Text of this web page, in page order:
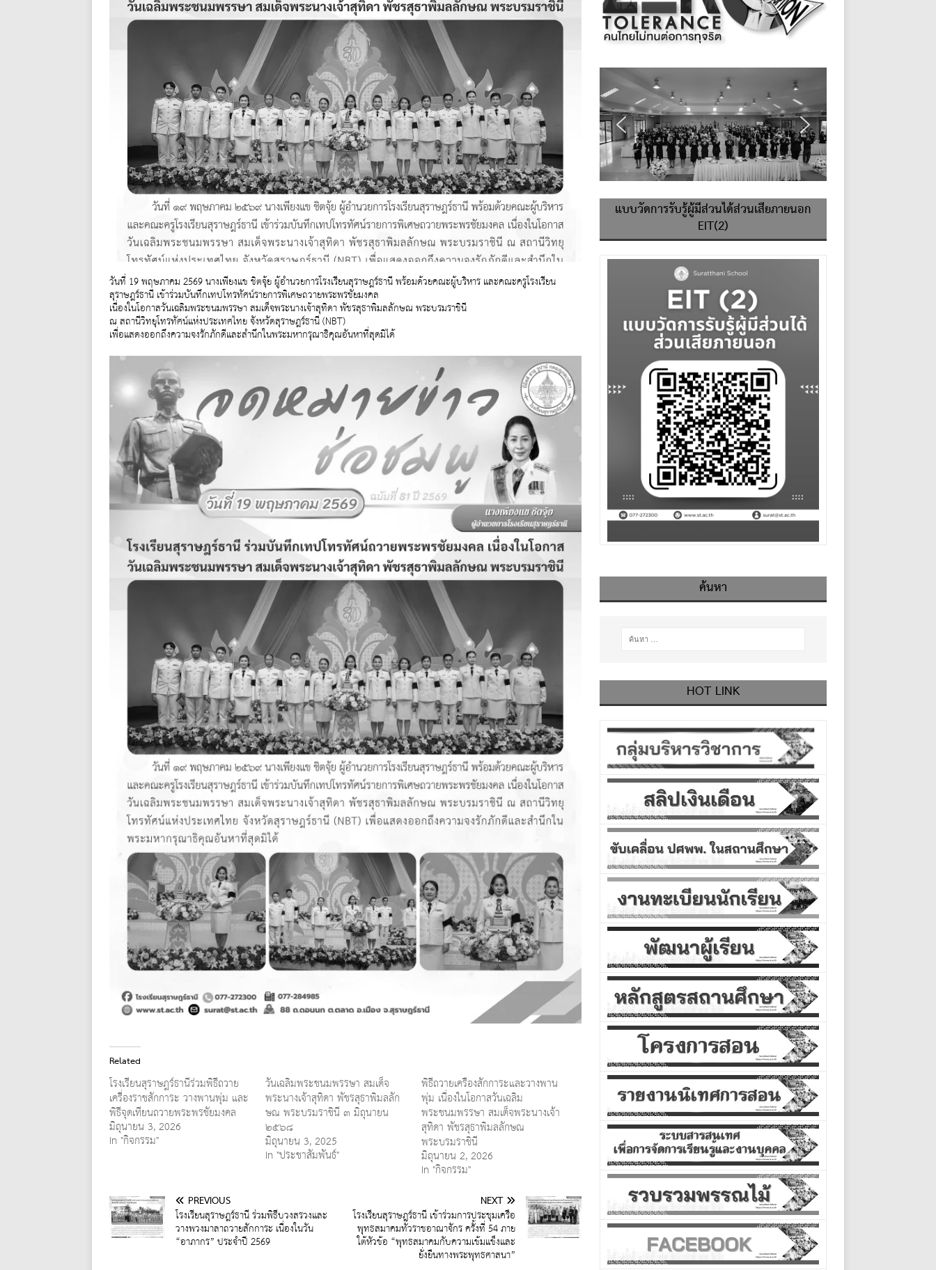
วันที่ 19 พฤษภาคม 2569 นางเพียงแข ชิตจุ้ย ผู้อำนวยการโรงเรียนสุราษฎร์ธานี พร้อมด้วยคณะผู้บริหาร และคณะครูโรงเรียน
สุราษฎร์ธานี เข้าร่วมบันทึกเทปโทรทัศน์รายการพิเศษถวายพระพรชัยมงคล
เนื่องในโอกาสวันเฉลิมพระชนมพรรษา สมเด็จพระนางเจ้าสุทิดา พัชรสุธาพิมลลักษณ พระบรมราชินี
ณ สถานีวิทยุโทรทัศน์แห่งประเทศไทย จังหวัดสุราษฎร์ธานี (NBT)
เพื่อแสดงออกถึงความจงรักภักดีและสำนึกในพระมหากรุณาธิคุณอันหาที่สุดมิได้
Related
โรงเรียนสุราษฎร์ธานีร่วมพิธีถวาย
เครื่องราชสักการะ วางพานพุ่ม และ
พิธีจุดเทียนถวายพระพรชัยมงคล
มิถุนายน 3, 2026
In "กิจกรรม"
วันเฉลิมพระชนมพรรษา สมเด็จ
พระนางเจ้าสุทิดา พัชรสุธาพิมลลัก
ษณ พระบรมราชินี ๓ มิถุนายน
๒๕๖๘
มิถุนายน 3, 2025
In "ประชาสัมพันธ์"
พิธีถวายเครื่องสักการะและวางพาน
พุ่ม เนื่องในโอกาสวันเฉลิม
พระชนมพรรษา สมเด็จพระนางเจ้า
สุทิดา พัชรสุธาพิมลลักษณ
พระบรมราชินี
มิถุนายน 2, 2026
In "กิจกรรม"
PREVIOUS
โรงเรียนสุราษฎร์ธานี ร่วมพิธีบวงสรวงและ
วางพวงมาลาถวายสักการะ เนื่องในวัน
“อาภากร” ประจำปี 2569
NEXT
โรงเรียนสุราษฎร์ธานี เข้าร่วมการประชุมเครือ
พุทธสมาคมทั่วราชอาณาจักร ครั้งที่ 54 ภาย
ใต้หัวข้อ “พุทธสมาคมกับความเข้มแข็งและ
ยั่งยืนทางพระพุทธศาสนา”
แบบวัดการรับรู้ผู้มีส่วนได้ส่วนเสียภายนอก
EIT(2)
ค้นหา
HOT LINK